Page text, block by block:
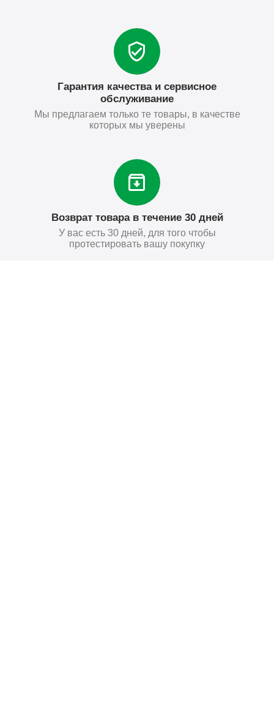
Гарантия качества и сервисное
обслуживание
Мы предлагаем только те товары, в качестве
которых мы уверены
Возврат товара в течение 30 дней
У вас есть 30 дней, для того чтобы
протестировать вашу покупку